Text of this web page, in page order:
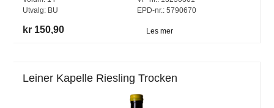
Utvalg: BU
EPD-nr.: 5790670
kr 150,90 Les mer
Leiner Kapelle Riesling Trocken